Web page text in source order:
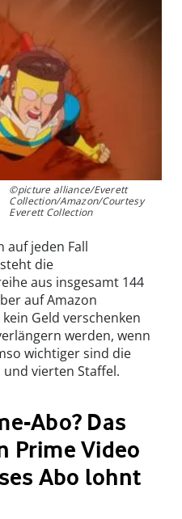
©picture alliance/Everett
Collection/Amazon/Courtesy
Everett Collection
auf jeden Fall
die
aus insgesamt 144
auf Amazon
Geld verschenken
werden, wenn
wichtiger sind die
vierten Staffel.
Abo? Das
Prime Video
Abo lohnt